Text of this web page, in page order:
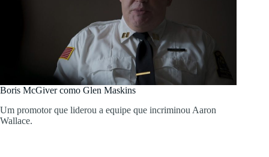
Boris McGiver como Glen Maskins
Um promotor que liderou a equipe que incriminou Aaron
Wallace.